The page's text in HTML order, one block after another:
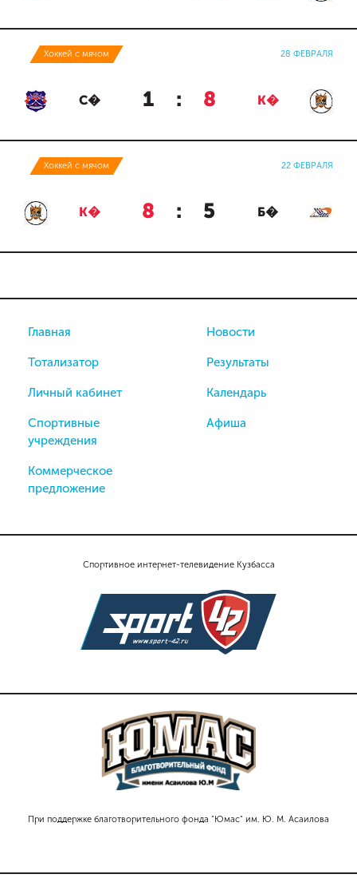
Хоккей с мячом 28 ФЕВРАЛЯ
С� 1 : 8 К�
Хоккей с мячом 22 ФЕВРАЛЯ
К� 8 : 5 Б�
Спортивное интернет-телевидение Кузбасса
При поддержке благотворительного фонда "Юмас" им. Ю. М. Асаилова
Главная
Тотализатор
Личный кабинет
Спортивные
учреждения
Коммерческое
предложение
Новости
Результаты
Календарь
Афиша